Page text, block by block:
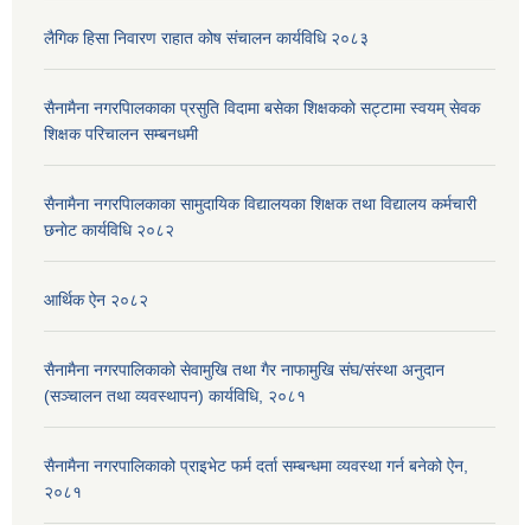
लैगिक हिसा निवारण राहात कोष संचालन कार्यविधि २०८३
सैनामैना नगरपािलकाका प्रसुति विदामा बसेका शिक्षककाे सट्टामा स्वयम् सेवक
शिक्षक परिचालन सम्बनधमी
सैनामैना नगरपािलकाका सामुदायिक विद्यालयका शिक्षक तथा विद्यालय कर्मचारी
छनाेट कार्यविधि २०८२
आर्थिक ऐन २०८२
सैनामैना नगरपालिकाको सेवामुखि तथा गैर नाफामुखि संघ/संस्था अनुदान
(सञ्चालन तथा व्यवस्थापन) कार्यविधि, २०८१
सैनामैना नगरपालिकाको प्राइभेट फर्म दर्ता सम्बन्धमा व्यवस्था गर्न बनेको ऐन,
२०८१